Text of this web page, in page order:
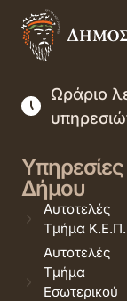
Ωράριο
Υπηρεσίες
Δήμου
Αυτοτελές
Τμήμα Κ.Ε.Π.
Αυτοτελές
Τμήμα
Εσωτερικού